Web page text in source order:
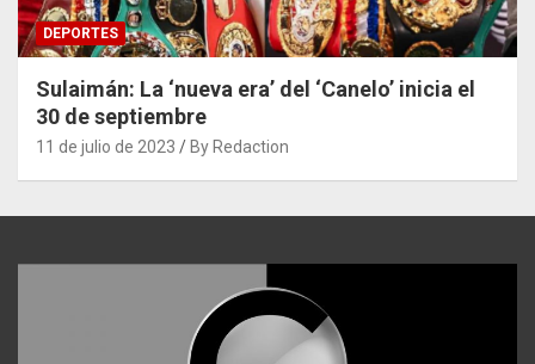
DEPORTES
Sulaimán: La ‘nueva era’ del ‘Canelo’ inicia el
30 de septiembre
11 de julio de 2023 By Redaction